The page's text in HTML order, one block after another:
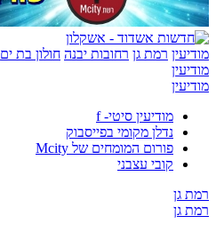
מודיעין רמת גן רחובות יבנה חולון בת ים
מודיעין
מודיעין
מודיעין סיטי- f
נדלן מקומי בפייסבוק
פורום המומחים של Mcity
קובי עצבני
רמת גן
רמת גן